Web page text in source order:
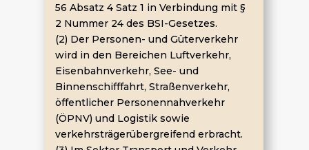
56 Absatz 4 Satz 1 in Verbindung mit §
2 Nummer 24 des BSI-Gesetzes.
(2) Der Personen- und Güterverkehr
wird in den Bereichen Luftverkehr,
Eisenbahnverkehr, See- und
Binnenschifffahrt, Straßenverkehr,
öffentlicher Personennahverkehr
(ÖPNV) und Logistik sowie
verkehrsträgerübergreifend erbracht.